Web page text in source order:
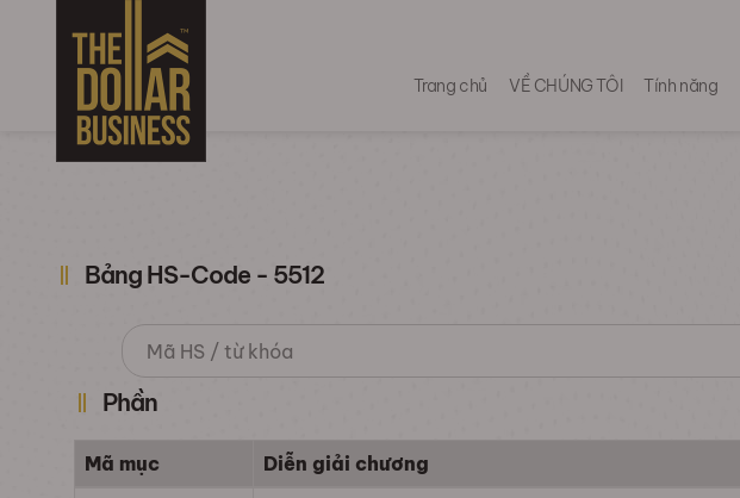
Trang chủ VỀ CHÚNG TÔI Tính năng
Bảng HS-Code - 5512
Phần
Mã mục
Diễn giải chương